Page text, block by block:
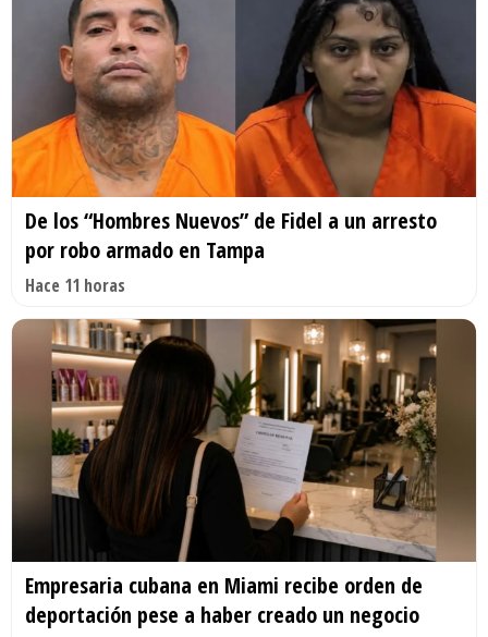
De los “Hombres Nuevos” de Fidel a un arresto
por robo armado en Tampa
Hace 11 horas
Empresaria cubana en Miami recibe orden de
deportación pese a haber creado un negocio